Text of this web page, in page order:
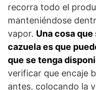
recorra todo el
manteniéndose
vapor. Una cosa
cazuela es que
que se tenga
verificar que encaje
antes, colocando la